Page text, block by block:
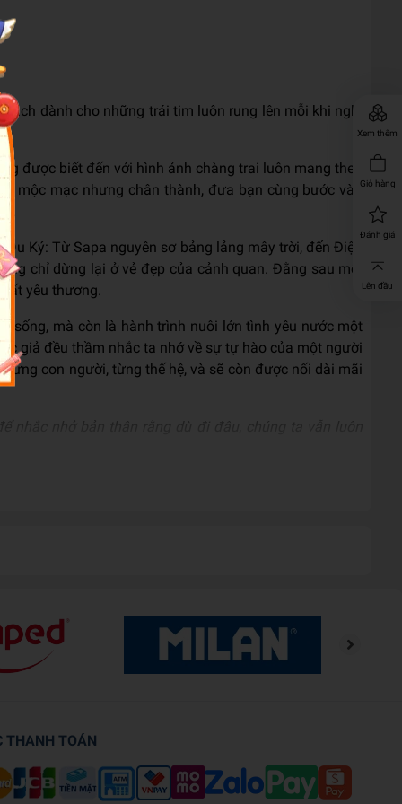
Xem thêm
Giỏ hàng
Đánh giá
Lên đầu
dành cho những trái tim luôn rung lên mỗi khi nghĩ
được biết đến với hình ảnh chàng trai luôn mang theo
mộc mạc nhưng chân thành, đưa bạn cùng bước vào
Ký: Từ Sapa nguyên sơ bảng lảng mây trời, đến Điện
chỉ dừng lại ở vẻ đẹp của cảnh quan. Đằng sau mỗi
yêu thương.
sống, mà còn là hành trình nuôi lớn tình yêu nước một
giả đều thầm nhắc ta nhớ về sự tự hào của một người
con người, từng thế hệ, và sẽ còn được nối dài mãi
THANH TOÁN